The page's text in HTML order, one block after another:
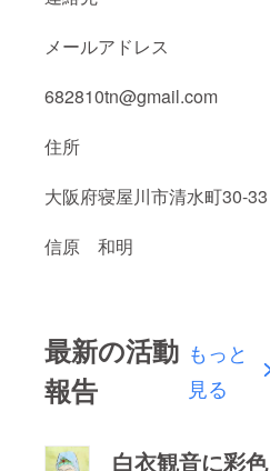
メールアドレス
682810tn@gmail.com
住所
大阪府寝屋川市清水町30-33
信原 和明
最新の活動
報告
もっと
見る
白衣観音に彩色